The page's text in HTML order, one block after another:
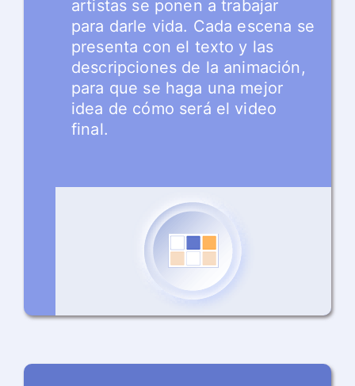
artistas se ponen a trabajar
para darle vida. Cada escena se
presenta con el texto y las
descripciones de la animación,
para que se haga una mejor
idea de cómo será el video
final.